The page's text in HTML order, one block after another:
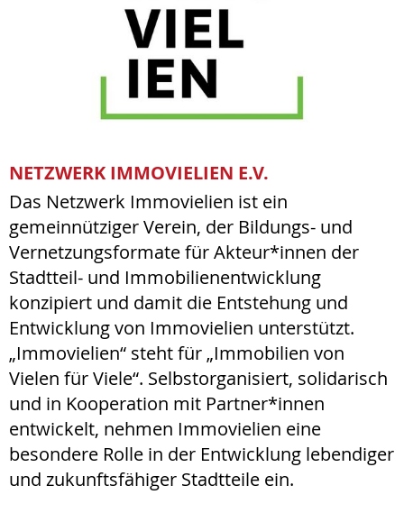
NETZWERK IMMOVIELIEN E.V.
Das Netzwerk Immovielien ist ein
gemeinnütziger Verein, der Bildungs- und
Vernetzungsformate für Akteur*innen der
Stadtteil- und Immobilienentwicklung
konzipiert und damit die Entstehung und
Entwicklung von Immovielien unterstützt.
„Immovielien“ steht für „Immobilien von
Vielen für Viele“. Selbstorganisiert, solidarisch
und in Kooperation mit Partner*innen
entwickelt, nehmen Immovielien eine
besondere Rolle in der Entwicklung lebendiger
und zukunftsfähiger Stadtteile ein.